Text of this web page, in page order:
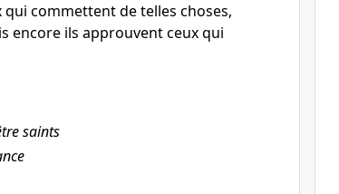
commettent de telles choses,
encore ils approuvent ceux qui
saints